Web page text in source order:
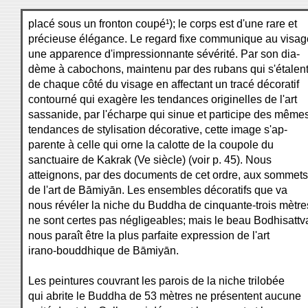
placé sous un fronton coupé¹); le corps est d'une rare et
précieuse élégance. Le regard fixe communique au
une apparence d'impressionnante sévérité. Par son dia-
dème à cabochons, maintenu par des rubans qui s'étalent
de chaque côté du visage en affectant un tracé décoratif
contourné qui exagère les tendances originelles de l'art
sassanide, par l'écharpe qui sinue et participe des
tendances de stylisation décorative, cette image s'ap-
parente à celle qui orne la calotte de la coupole du
sanctuaire de Kakrak (Ve siècle) (voir p. 45). Nous
atteignons, par des documents de cet ordre, aux sommets
de l'art de Bāmiyān. Les ensembles décoratifs que va
nous révéler la niche du Buddha de cinquante-trois
ne sont certes pas négligeables; mais le beau
nous paraît être la plus parfaite expression de l'art
irano-bouddhique de Bāmiyān.
Les peintures couvrant les parois de la niche trilobée
qui abrite le Buddha de 53 mètres ne présentent aucune